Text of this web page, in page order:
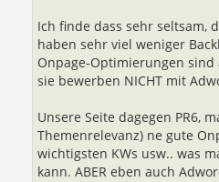
Ich finde dass sehr seltsam,
haben sehr viel weniger
Onpage-Optimierungen sind
sie bewerben NICHT mit
Unsere Seite dagegen PR6,
Themenrelevanz) ne gute
wichtigsten KWs usw.. was
kann. ABER eben auch